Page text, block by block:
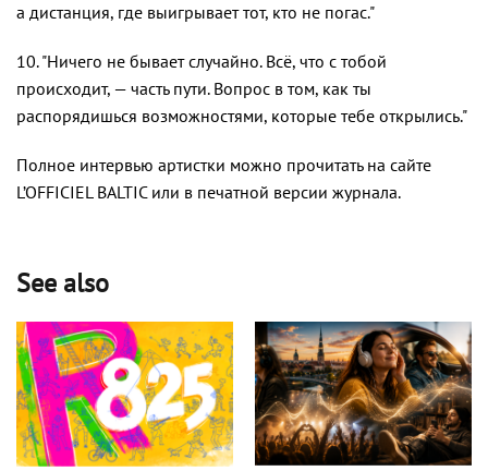
а дистанция, где выигрывает тот, кто не погас."
10. "Ничего не бывает случайно. Всё, что с тобой
происходит, — часть пути. Вопрос в том, как ты
распорядишься возможностями, которые тебе открылись."
Полное интервью артистки можно прочитать на сайте
L’OFFICIEL BALTIC или в печатной версии журнала.
See also